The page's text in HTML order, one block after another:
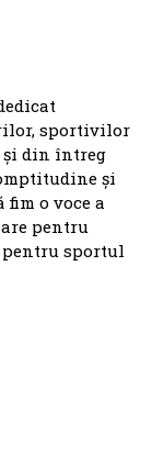
sportivilor
și din întreg
și
o voce a
pentru
pentru sportul